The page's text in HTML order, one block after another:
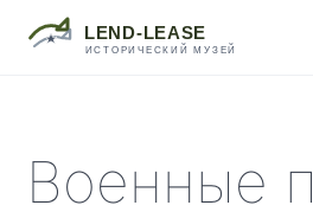
Военные